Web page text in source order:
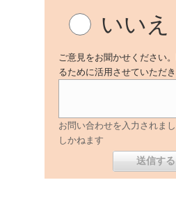
いいえ
ご意見をお聞かせください
るために活用させていただき
お問い合わせを入力されま
しかねます